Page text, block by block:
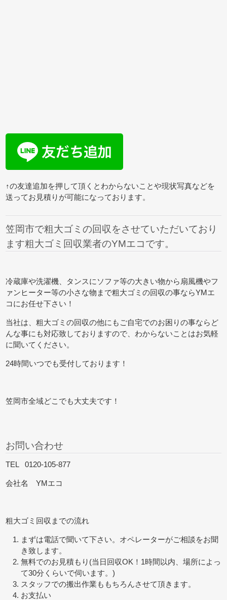
↑の友達追加を押して頂くとわからないことや現状写真などを
送ってお見積りが可能になっております。
笠岡市で粗大ゴミの回収をさせていただいており
ます粗大ゴミ回収業者のYMエコです。
冷蔵庫や洗濯機、タンスにソファ等の大きい物から扇風機やフ
ァンヒーター等の小さな物まで粗大ゴミの回収の事ならYMエ
コにお任せ下さい！
当社は、粗大ゴミの回収の他にもご自宅でのお困りの事ならど
んな事にも対応致しておりますので、わからないことはお気軽
に聞いてください。
24時間いつでも受付しております！
笠岡市全域どこでも大丈夫です！
お問い合わせ
TEL 0120-105-877
会社名 YMエコ
粗大ゴミ回収までの流れ
まずは電話で聞いて下さい。オペレーターがご相談をお聞
き致します。
無料でのお見積もり(当日回収OK！1時間以内、場所によっ
て30分くらいで伺います。)
スタッフでの搬出作業ももちろんさせて頂きます。
お支払い